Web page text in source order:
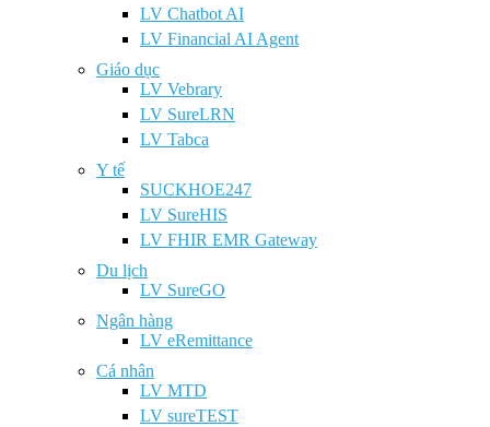
LV Chatbot AI
LV Financial AI Agent
Giáo dục
LV Vebrary
LV SureLRN
LV Tabca
Y tế
SUCKHOE247
LV SureHIS
LV FHIR EMR Gateway
Du lịch
LV SureGO
Ngân hàng
LV eRemittance
Cá nhân
LV MTD
LV sureTEST